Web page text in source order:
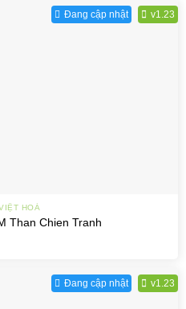
Đang cập nhật v1.23
HOÁ
Than Chien Tranh
Đang cập nhật v1.23